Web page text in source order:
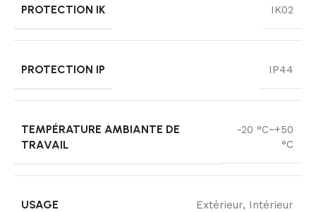
PROTECTION IK IK02
PROTECTION IP IP44
TEMPÉRATURE AMBIANTE DE
TRAVAIL
-20 °C~+50
°C
USAGE Extérieur, Intérieur